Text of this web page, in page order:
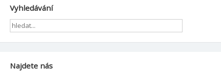
Vyhledávání
Najdete nás